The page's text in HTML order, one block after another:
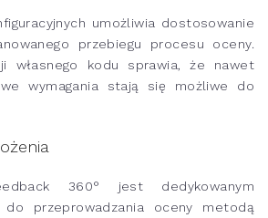
umożliwia dostosowanie
przebiegu procesu oceny.
własnego kodu sprawia, że nawet
wymagania stają się możliwe do
360° jest dedykowanym
do przeprowadzania oceny metodą